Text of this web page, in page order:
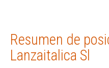
Resumen de
Lanzaitalica Sl